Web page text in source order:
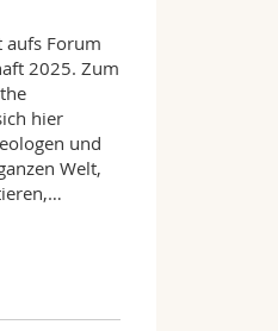
aufs Forum
2025. Zum
hier
und
Welt,